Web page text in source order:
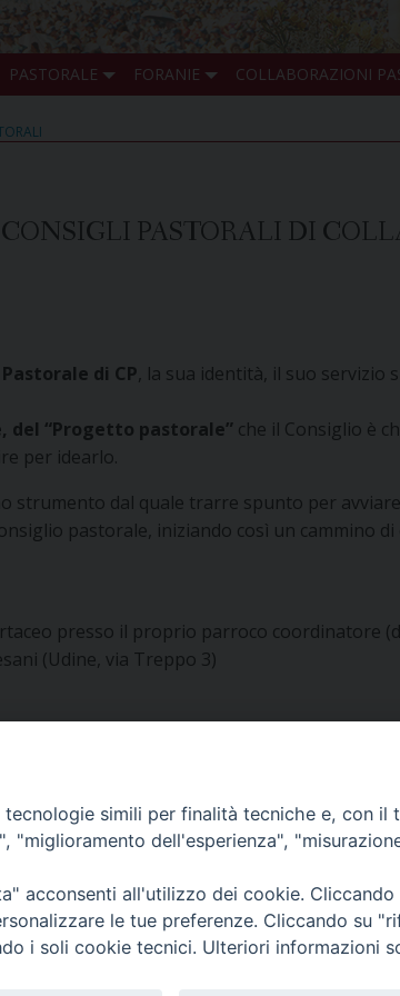
PASTORALE FORANIE COLLABORAZIONI
CONSIGLI PASTORALI DI
di CP, la sua identità, il suo servizio
del “Progetto pastorale” che il Consiglio è
per idearlo.
strumento dal quale trarre spunto per
pastorale, iniziando così un cammino
presso il proprio parroco coordinatore
(Udine, via Treppo 3)
simili per finalità tecniche e, con
"miglioramento dell'esperienza",
acconsenti all'utilizzo dei cookie.
le tue preferenze. Cliccando su
i soli cookie tecnici. Ulteriori informazioni